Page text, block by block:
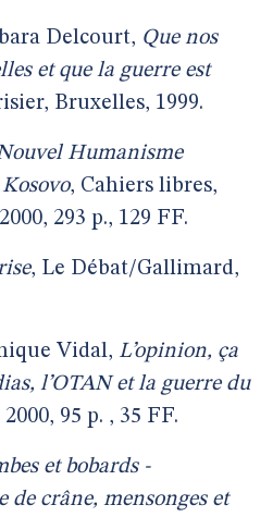
Delcourt, Que nos
et que la guerre est
Bruxelles, 1999.
Humanisme
, Cahiers libres,
293 p., 129 FF.
, Le Débat/Gallimard,
Vidal, L’opinion, ça
l’OTAN et la guerre du
95 p. , 35 FF.
et bobards -
de crâne, mensonges et